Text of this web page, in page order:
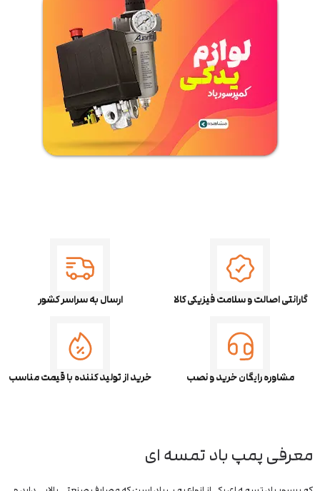
گارانتی اصالت و سلامت فیزیکی کالا ارسال به سراسر کشور
مشاوره رایگان خرید و نصب خرید از تولید کننده با قیمت مناسب
معرفی پمپ باد تمسه ای